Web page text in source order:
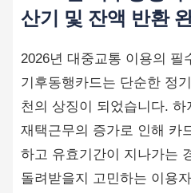
산기 및 잔액 반환
2026년 대중교통 이용의 필
기후동행카드는 단순한 정
천의 상징이 되었습니다.
재택근무의 증가로 인해 카
하고 유효기간이 지나가는
돌려받을지 고민하는 이용